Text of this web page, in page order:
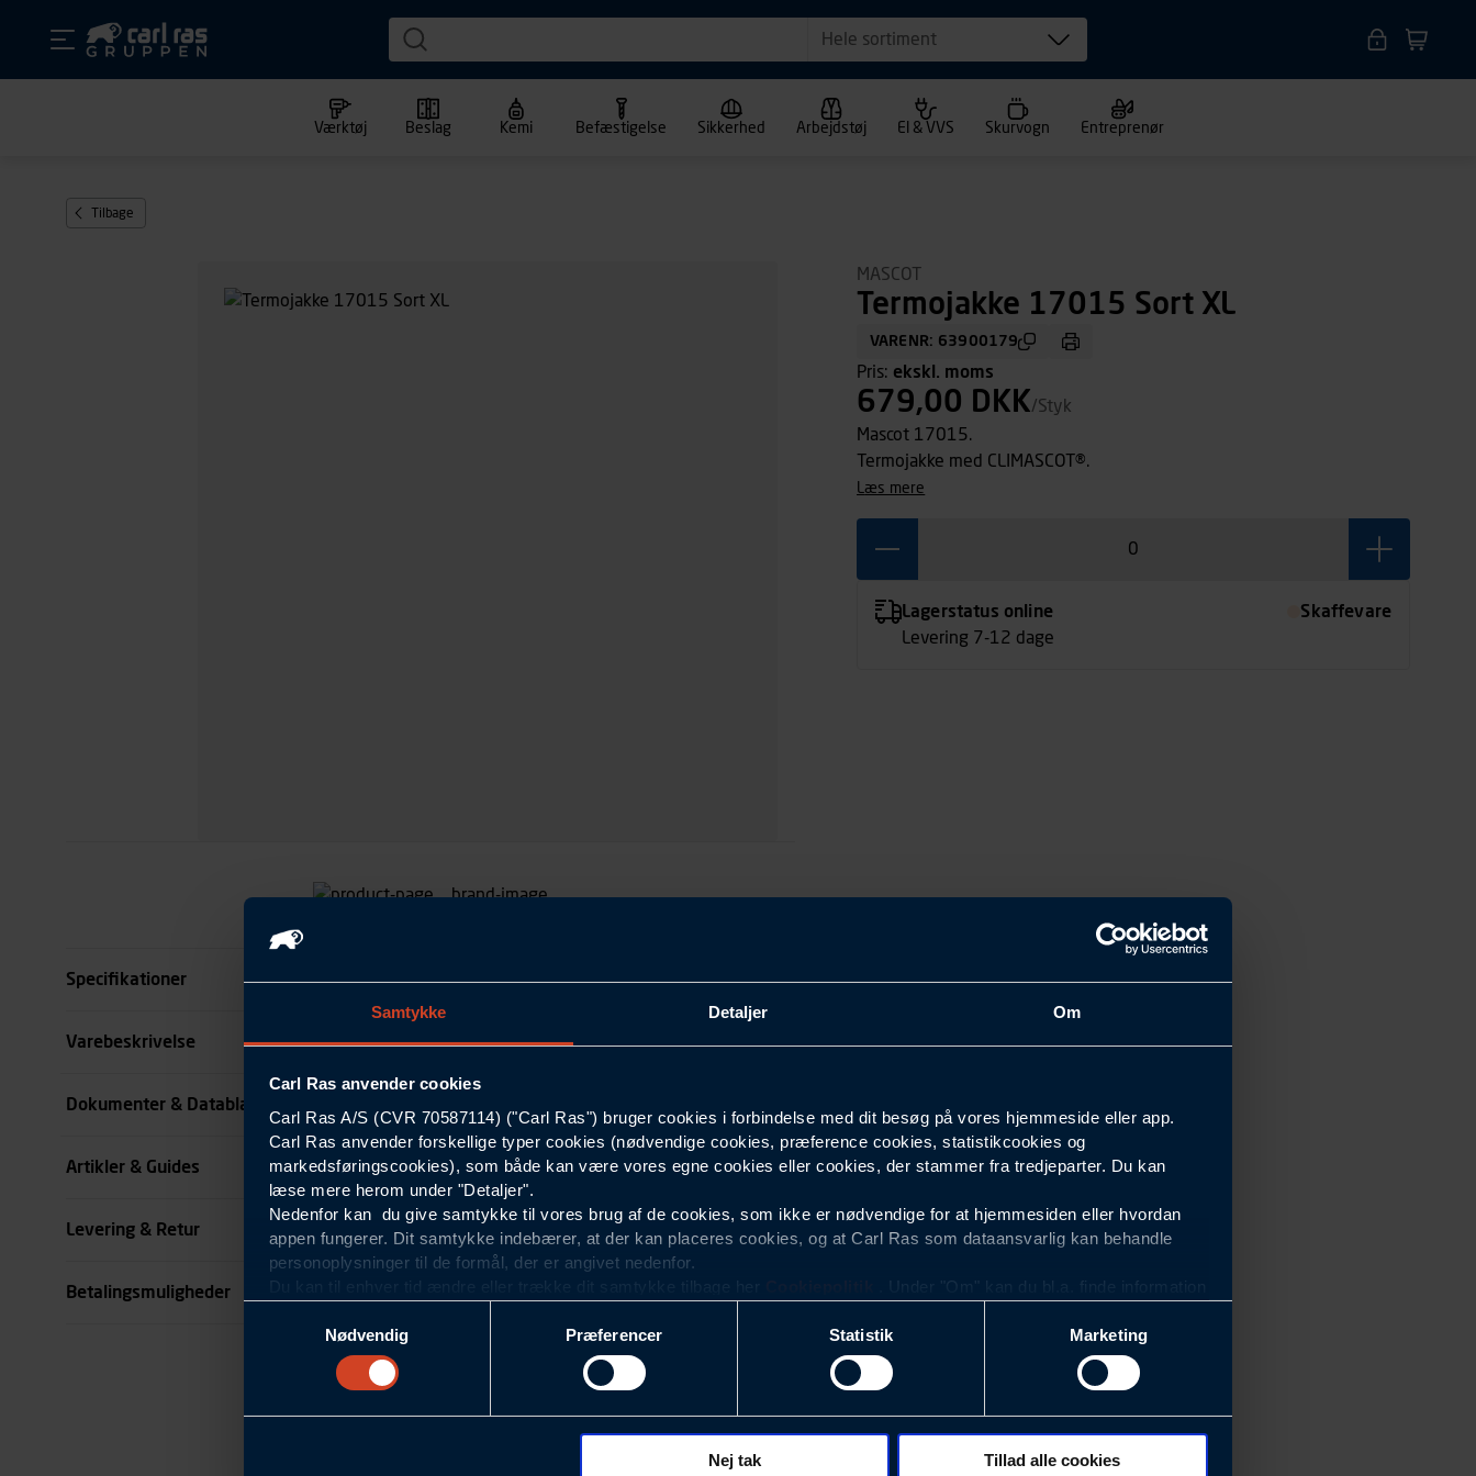
Samtykke Detaljer Om
Carl Ras anvender cookies
Carl Ras A/S (CVR 70587114) ("Carl Ras") bruger cookies i forbindelse med dit besøg på vores hjemmeside eller app.
Carl Ras anvender forskellige typer cookies (nødvendige cookies, præference cookies, statistikcookies og
markedsføringscookies), som både kan være vores egne cookies eller cookies, der stammer fra tredjeparter. Du kan
læse mere herom under "Detaljer".
Nedenfor kan du give samtykke til vores brug af de cookies, som ikke er nødvendige for at hjemmesiden eller hvordan
appen fungerer. Dit samtykke indebærer, at der kan placeres cookies, og at Carl Ras som dataansvarlig kan behandle
personoplysninger til de formål, der er angivet nedenfor.
Du kan til enhver tid ændre eller trække dit samtykke tilbage her
. Under "Om" kan du bl.a. finde information
Statistikcookies
Carl Ras anvender statistikcookies med det formål at optimere design, brugervenlighed og effektiviteten af vores
hjemmeside og apps, herunder analyser af, hvilke oplysninger der er mest populære, og som derfor skal være nemme at
færden på siderne, tidspunkt, hvad der klikkes på, sider/indhold der besøges, browsertype, søgeord, IP-adresse,
informationer om enhedstype (computer, smartphone mv.) samt de features, der anvendes.
Nødvendig
Præferencer Statistik Marketing
Nej tak Tillad alle cookies
Hele sortiment
Værktøj Beslag Kemi Befæstigelse Sikkerhed Arbejdstøj El & VVS Skurvogn Entreprenør
Tilbage
Specifikationer
Størrelse
Unisex
se all specifikationer
Varebeskrivelse
Dokumenter & Datablade
Artikler & Guides
Levering & Retur
Betalingsmuligheder
MASCOT
Termojakke 17015 Sort XL
VARENR: 63900179
Pris: ekskl. moms
679,00 DKK/Styk
Mascot 17015.
Termojakke med CLIMASCOT®.
læs mere
Lagerstatus online
Levering 7-12 dage
Skaffevare